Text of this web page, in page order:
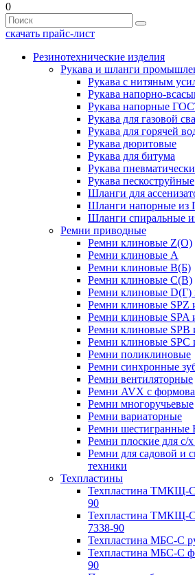
0
скачать прайс-лист
Резинотехнические изделия
Рукава и шланги
Рукава с нитяным
Рукава напорно-
Рукава напорные
Рукава для газовой
Рукава для горячей
Рукава дюритовые
Рукава для битума
Рукава
Рукава пескоструйные
Шланги для
Шланги напорные
Шланги спиральные
Ремни приводные
Ремни клиновые Z(О)
Ремни клиновые А
Ремни клиновые В(Б)
Ремни клиновые С(В)
Ремни клиновые
Ремни клиновые SPZ
Ремни клиновые SPA
Ремни клиновые SPB
Ремни клиновые SPC
Ремни поликлиновые
Ремни синхронные
Ремни вентиляторные
Ремни AVX с
Ремни многоручьевые
Ремни вариаторные
Ремни шестигранные
Ремни плоские для с/
Ремни для садовой и
техники
Техпластины
Техпластина ТМКЩ-
90
Техпластина ТМКЩ-
7338-90
Техпластина МБС-С
Техпластина МБС-С
90